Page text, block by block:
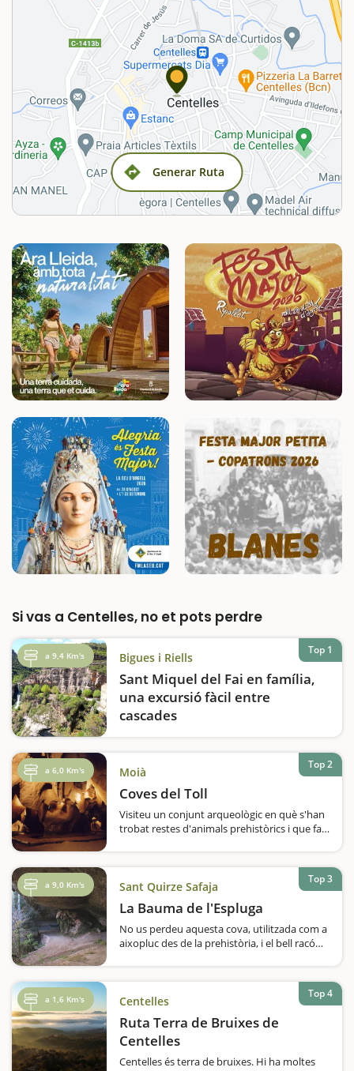
Generar Ruta
Si vas a Centelles, no et pots perdre
a 9,4 Km's Bigues i Riells
Sant Miquel del Fai en família,
una excursió fàcil entre
cascades
Sant Miquel del Fai està tancat fins al 15 de
març de 2026 per manteniment, tornarà a
obrir al març cada dia.Properament obriran
les reserves
Top 1
a 6,0 Km's Moià
Coves del Toll
Visiteu un conjunt arqueològic en què s'han
trobat restes d'animals prehistòrics i que fa
les coneix com el Palau de la Fauna
Quaternària, ja us podeu fer una…
Top 2
a 9,0 Km's Sant Quirze Safaja
La Bauma de l'Espluga
No us perdeu aquesta cova, utilitzada com a
aixopluc des de la prehistòria, i el bell racó
deu minuts per un camí planer i ben indicat,
sortint…
Top 3
a 1,6 Km's Centelles
Ruta Terra de Bruixes de
Centelles
Centelles és terra de bruixes. Hi ha moltes
Top 4